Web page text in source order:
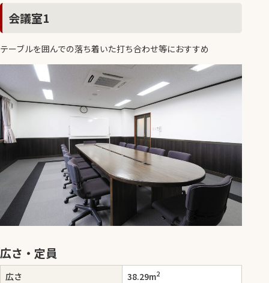
会議室1
テーブルを囲んでの落ち着いた打ち合わせ等におすすめ
広さ・定員
広さ 38.29m2